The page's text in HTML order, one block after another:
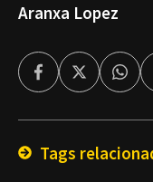
Aranxa Lopez
FacebookTwitter
Tags